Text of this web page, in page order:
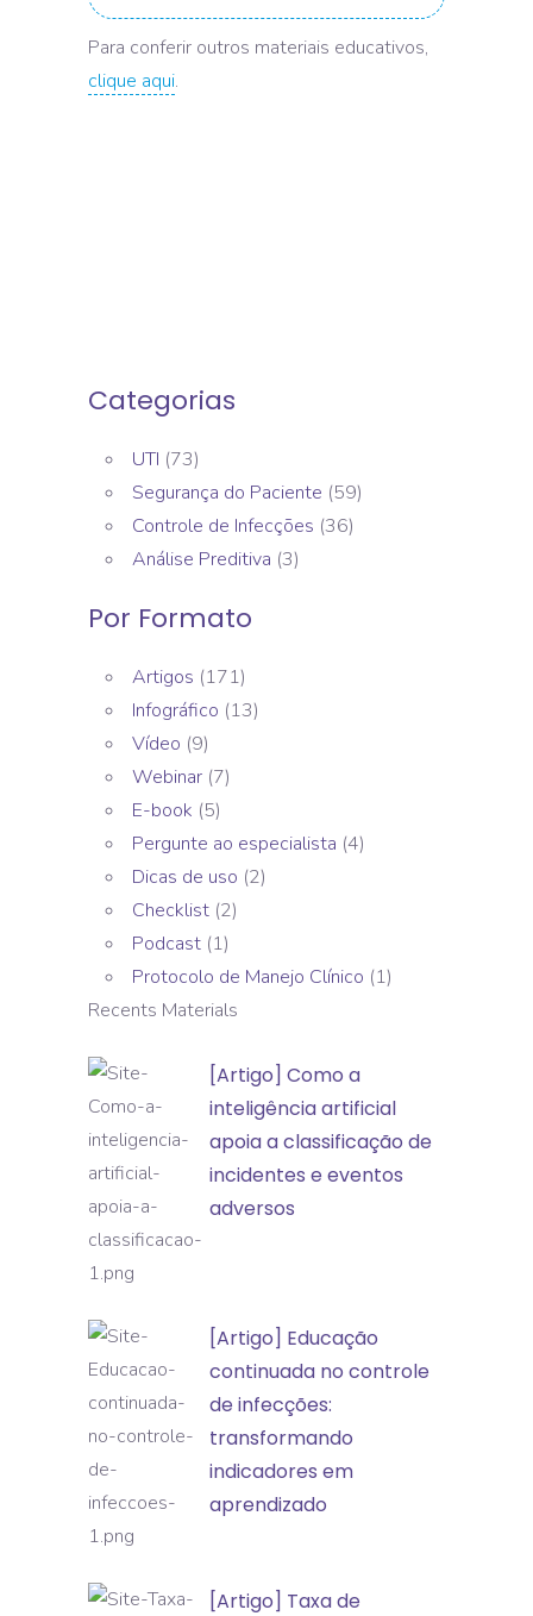
Para conferir outros materiais educativos,
clique aqui.
Categorias
UTI (73)
Segurança do Paciente (59)
Controle de Infecções (36)
Análise Preditiva (3)
Por Formato
Artigos (171)
Infográfico (13)
Vídeo (9)
Webinar (7)
E-book (5)
Pergunte ao especialista (4)
Dicas de uso (2)
Checklist (2)
Podcast (1)
Protocolo de Manejo Clínico (1)
Recents Materials
[Artigo]
Como
a
inteligência
artificial
apoia
a
de
incidentes
e
eventos
adversos
[Artigo] Como a
inteligência artificial
apoia a classificação de
incidentes e eventos
adversos
[Artigo]
Educação
continuada
no
controle
de
infecções:
indicadores
[Artigo] Educação
continuada no controle
de infecções:
transformando
indicadores em
aprendizado
[Artigo]
[Artigo] Taxa de